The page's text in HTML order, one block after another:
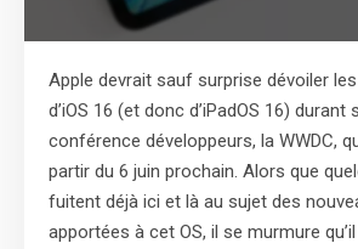
Apple devrait sauf surprise dévoiler
d’iOS 16 (et donc d’iPadOS 16) durant
conférence développeurs, la WWDC,
partir du 6 juin prochain. Alors que
fuitent déjà ici et là au sujet des
apportées à cet OS, il se murmure